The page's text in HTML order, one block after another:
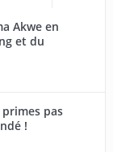
Akwe en
et du
primes pas
!